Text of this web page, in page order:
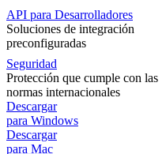
API para Desarrolladores
Soluciones de integración
preconfiguradas
Seguridad
Protección que cumple con las
normas internacionales
Descargar
para Windows
Descargar
para Mac